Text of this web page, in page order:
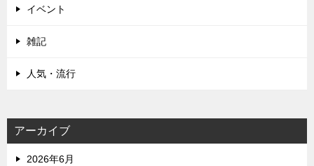
イベント
雑記
人気・流行
アーカイブ
2026年6月